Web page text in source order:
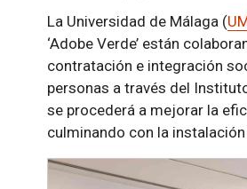
La Universidad de Málaga (
‘Adobe Verde’ están
contratación e integración
personas a través del
se procederá a mejorar la
culminando con la